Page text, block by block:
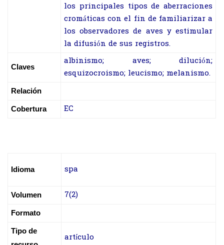
los principales tipos de aberraciones
cromáticas con el fin de familiarizar a
los observadores de aves y estimular
la difusión de sus registros.
Claves
albinismo; aves; dilución;
esquizocroismo; leucismo; melanismo.
Relación
Cobertura EC
Idioma spa
Volumen 7(2)
Formato
Tipo de
artículo